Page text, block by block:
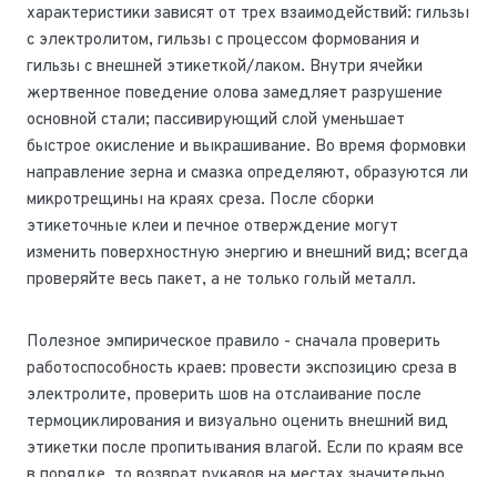
характеристики зависят от трех взаимодействий: гильзы
с электролитом, гильзы с процессом формования и
гильзы с внешней этикеткой/лаком. Внутри ячейки
жертвенное поведение олова замедляет разрушение
основной стали; пассивирующий слой уменьшает
быстрое окисление и выкрашивание. Во время формовки
направление зерна и смазка определяют, образуются ли
микротрещины на краях среза. После сборки
этикеточные клеи и печное отверждение могут
изменить поверхностную энергию и внешний вид; всегда
проверяйте весь пакет, а не только голый металл.
Полезное эмпирическое правило - сначала проверить
работоспособность краев: провести экспозицию среза в
электролите, проверить шов на отслаивание после
термоциклирования и визуально оценить внешний вид
этикетки после пропитывания влагой. Если по краям все